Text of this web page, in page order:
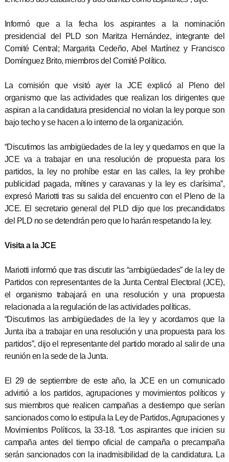
Informó que a la fecha los aspirantes a la nominación
presidencial del PLD son Maritza Hernández, integrante del
Comité Central; Margarita Cedeño, Abel Martínez y Francisco
Domínguez Brito, miembros del Comité Político.
La comisión que visitó ayer la JCE explicó al Pleno del
organismo que las actividades que realizan los dirigentes que
aspiran a la candidatura presidencial no violan la ley porque son
bajo techo y se hacen a lo interno de la organización.
“Discutimos las ambigüedades de la ley y quedamos en que la
JCE va a trabajar en una resolución de propuesta para los
partidos, la ley no prohíbe estar en las calles, la ley prohíbe
publicidad pagada, mítines y caravanas y la ley es clarísima”,
expresó Mariotti tras su salida del encuentro con el Pleno de la
JCE. El secretario general del PLD dijo que los precandidatos
del PLD no se detendrán pero que lo harán respetando la ley.
Visita a la JCE
Mariotti informó que tras discutir las “ambigüedades” de la ley de
Partidos con representantes de la Junta Central Electoral (JCE),
el organismo trabajará en una resolución y una propuesta
relacionada a la regulación de las actividades políticas.
“Discutimos las ambigüedades de la ley y acordamos que la
Junta iba a trabajar en una resolución y una propuesta para los
partidos”, dijo el representante del partido morado al salir de una
reunión en la sede de la Junta.
El 29 de septiembre de este año, la JCE en un comunicado
advirtió a los partidos, agrupaciones y movimientos políticos y
sus miembros que realicen campañas a destiempo que serían
sancionados como lo estipula la Ley de Partidos, Agrupaciones y
Movimientos Políticos, la 33-18. “Los aspirantes que inicien su
campaña antes del tiempo oficial de campaña o precampaña
serán sancionados con la inadmisibilidad de la candidatura. La